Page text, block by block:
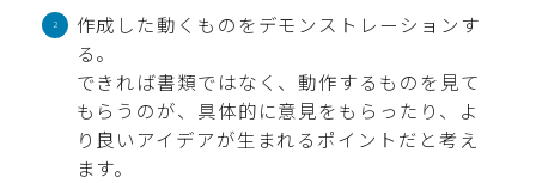
作成した動くものをデモンストレーションす
る。
できれば書類ではなく、動作するものを見て
もらうのが、具体的に意見をもらったり、よ
り良いアイデアが生まれるポイントだと考え
ます。